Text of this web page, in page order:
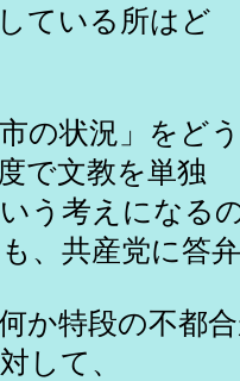
ている所はど
状況」をどう
で文教を単独
う考えになる
、共産党に答
特段の不都合
して、